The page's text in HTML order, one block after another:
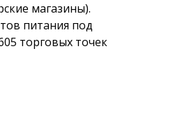
магазины).
питания под
торговых точек